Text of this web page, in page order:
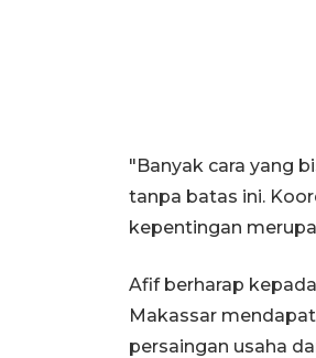
"Banyak cara yang
tanpa batas ini.
kepentingan
Afif berharap
Makassar
persaingan usaha